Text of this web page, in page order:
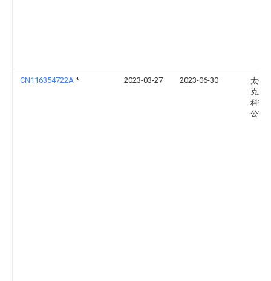
CN116354722A * 2023-03-27 2023-06-30
太仓
克新
科技
公司